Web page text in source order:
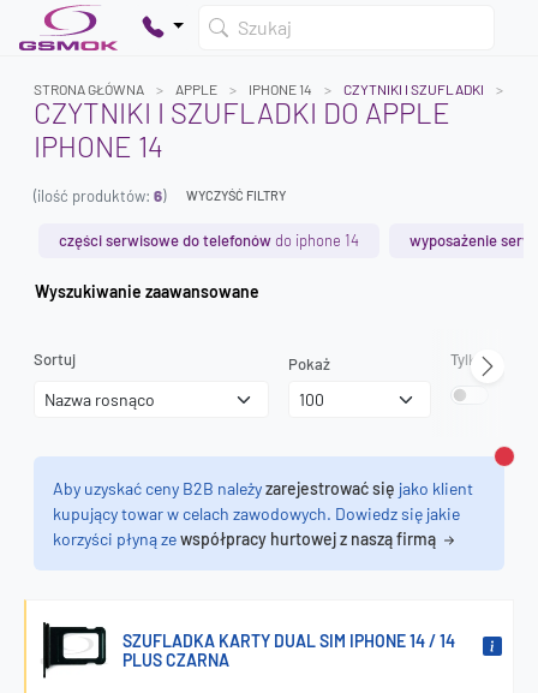
Szukaj
Dodaj produkty, aby kontynuować.
STRONA GŁÓWNA APPLE IPHONE 14 CZYTNIKI I SZUFLADKI
CZYTNIKI I SZUFLADKI DO APPLE
IPHONE 14
(ilość produktów: 6) WYCZYŚĆ FILTRY
części serwisowe do telefonów do iphone 14 wyposażenie
Wyszukiwanie zaawansowane
Sortuj Pokaż Tylko
Aby uzyskać ceny B2B należyzarejestrować się jako klient
kupujący towar w celach zawodowych. Dowiedz się jakie
korzyści płyną zewspółpracy hurtowej z naszą firmą
SZUFLADKA KARTY DUAL SIM IPHONE 14 / 14
PLUS CZARNA